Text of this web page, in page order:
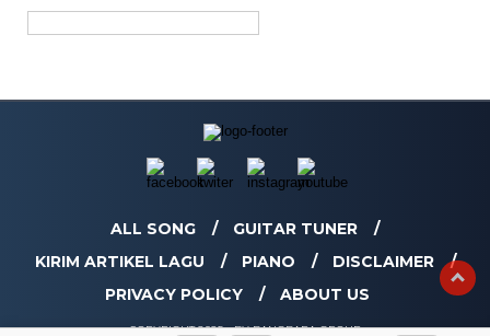
ALL SONG
GUITAR TUNER
KIRIM ARTIKEL LAGU
PIANO
DISCLAIMER
PRIVACY POLICY
ABOUT US
COPYRIGHT 2025 - BY BANGBARA GROUP